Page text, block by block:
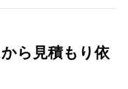
ら見積もり依